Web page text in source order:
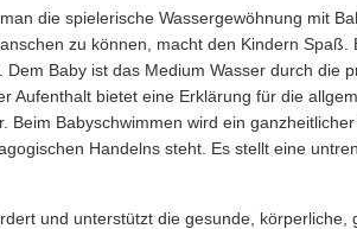
die spielerische Wassergewöhnung mit
zu können, macht den Kindern Spaß.
Baby ist das Medium Wasser durch die
Aufenthalt bietet eine Erklärung für die
Beim Babyschwimmen wird ein
Handelns steht. Es stellt eine
und unterstützt die gesunde, körperliche,